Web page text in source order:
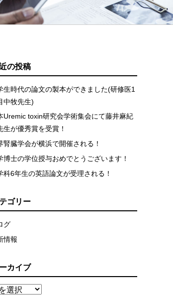
の投稿
生時代の論文の製本ができました(研修医1
中牧先生)
Uremic toxin研究会学術集会にて藤井麻紀
生が優秀賞を受賞！
腎臓学会が横浜で開催される！
博士の学位授与おめでとうございます！
科6年生の英語論文が受理される！
ゴリー
グ
情報
カイブ